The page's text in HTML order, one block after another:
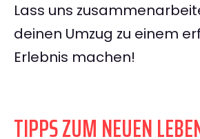
Lass uns
deinen Umzug zu einem
Erlebnis machen!
TIPPS ZUM NEUEN